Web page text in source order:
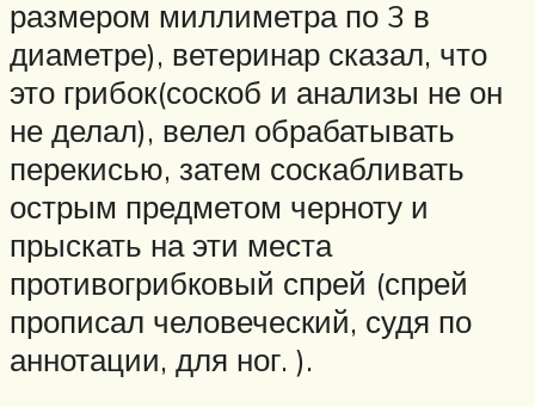
размером миллиметра по 3 в
диаметре), ветеринар сказал, что
это грибок(соскоб и анализы не он
не делал), велел обрабатывать
перекисью, затем соскабливать
острым предметом черноту и
прыскать на эти места
противогрибковый спрей (спрей
прописал человеческий, судя по
аннотации, для ног. ).